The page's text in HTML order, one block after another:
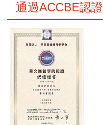
通過ACCBE認證